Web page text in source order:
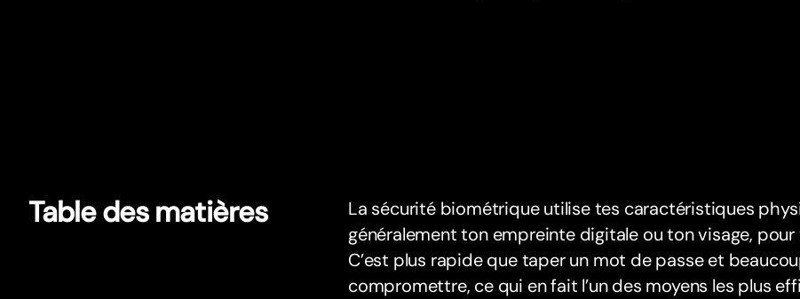
Table des matières
La sécurité biométrique utilise tes caractéristiques
généralement ton empreinte digitale ou ton visage,
C’est plus rapide que taper un mot de passe et
compromettre, ce qui en fait l’un des moyens les plus